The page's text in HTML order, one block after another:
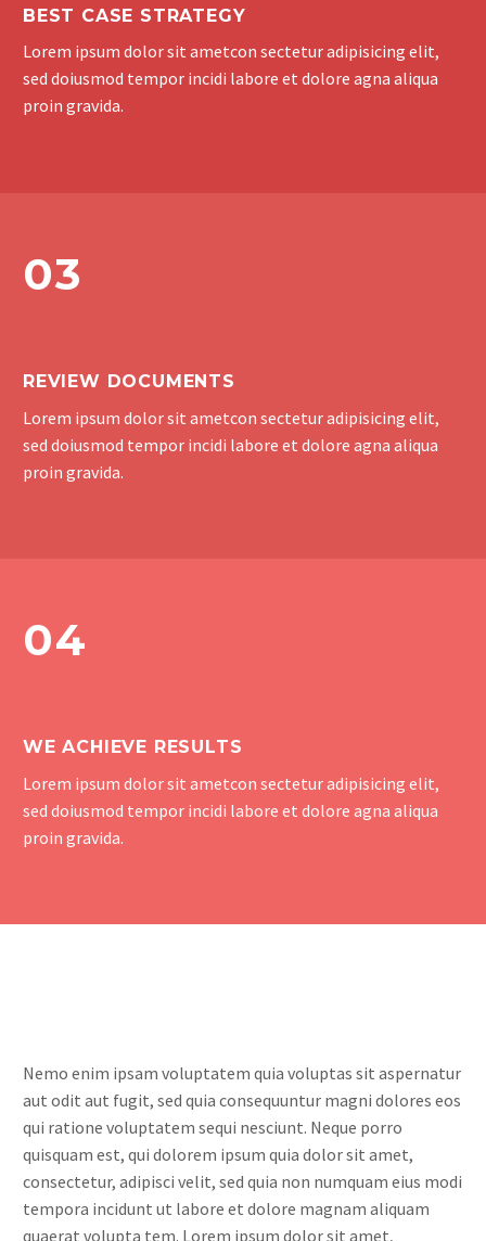
BEST CASE STRATEGY
Lorem ipsum dolor sit ametcon sectetur adipisicing elit,
sed doiusmod tempor incidi labore et dolore agna aliqua
proin gravida.
03
REVIEW DOCUMENTS
Lorem ipsum dolor sit ametcon sectetur adipisicing elit,
sed doiusmod tempor incidi labore et dolore agna aliqua
proin gravida.
04
WE ACHIEVE RESULTS
Lorem ipsum dolor sit ametcon sectetur adipisicing elit,
sed doiusmod tempor incidi labore et dolore agna aliqua
proin gravida.
Nemo enim ipsam voluptatem quia voluptas sit aspernatur
aut odit aut fugit, sed quia consequuntur magni dolores eos
qui ratione voluptatem sequi nesciunt. Neque porro
quisquam est, qui dolorem ipsum quia dolor sit amet,
consectetur, adipisci velit, sed quia non numquam eius modi
tempora incidunt ut labore et dolore magnam aliquam
quaerat volupta tem. Lorem ipsum dolor sit amet,